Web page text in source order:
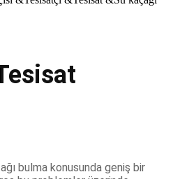
bulma konusunda geniş bir